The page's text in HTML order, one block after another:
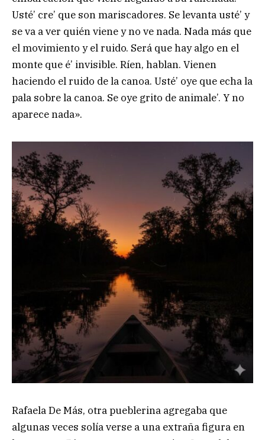
Usté’ cre’ que son mariscadores. Se levanta usté’ y
se va a ver quién viene y no ve nada. Nada más que
el movimiento y el ruido. Será que hay algo en el
monte que é’ invisible. Ríen, hablan. Vienen
haciendo el ruido de la canoa. Usté’ oye que echa la
pala sobre la canoa. Se oye grito de animale’. Y no
aparece nada».
Rafaela De Más, otra pueblerina agregaba que
algunas veces solía verse a una extraña figura en